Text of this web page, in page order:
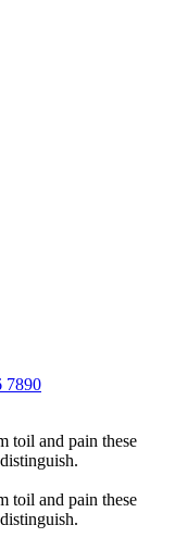
7890
toil and pain these
toil and pain these